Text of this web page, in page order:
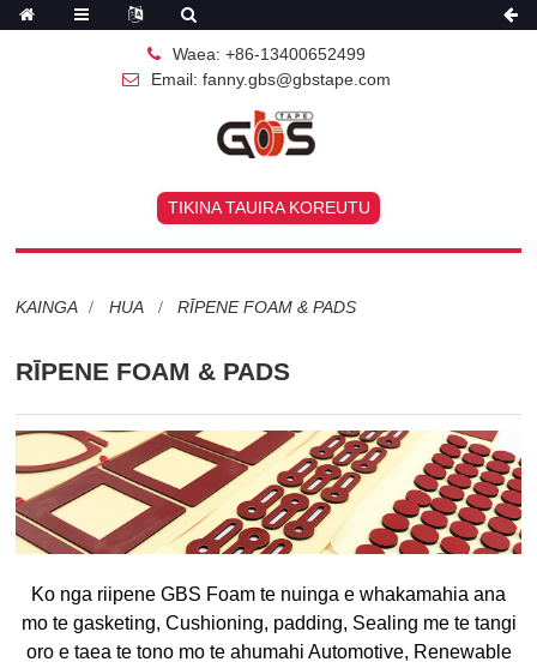
Waea: +86-13400652499
Email: fanny.gbs@gbstape.com
TIKINA TAUIRA KOREUTU
KAINGA HUA RĪPENE FOAM & PADS
RĪPENE FOAM & PADS
Ko nga riipene GBS Foam te nuinga e whakamahia ana
mo te gasketing, Cushioning, padding, Sealing me te tangi
oro e taea te tono mo te ahumahi Automotive, Renewable